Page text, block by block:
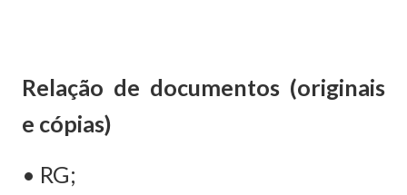
Relação de documentos (originais
e cópias)
• RG;